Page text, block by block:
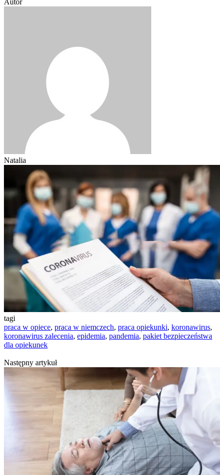
Autor
Natalia
tagi
praca w opiece, praca w niemczech, praca opiekunki, koronawirus,
koronawirus zalecenia, epidemia, pandemia, pakiet bezpieczeństwa
dla opiekunek
Następny artykuł